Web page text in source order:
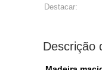
Destacar:
Descrição